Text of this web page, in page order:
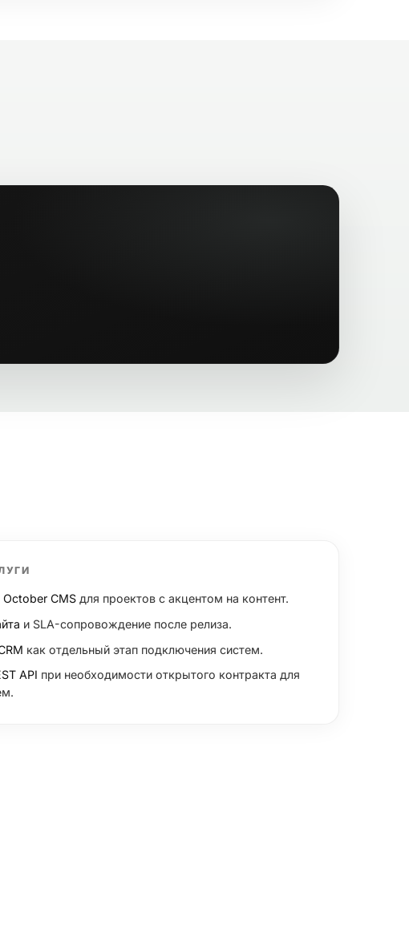
October CMS для проектов с акцентом на контент.
и SLA-сопровождение после релиза.
как отдельный этап подключения систем.
API при необходимости открытого контракта для